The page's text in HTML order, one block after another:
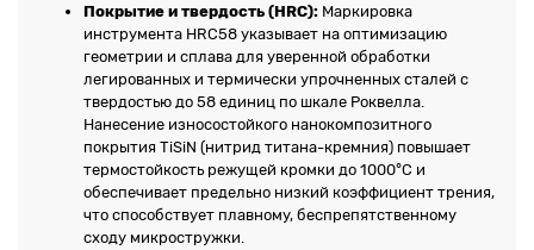
Покрытие и твердость (HRC): Маркировка
инструмента HRC58 указывает на оптимизацию
геометрии и сплава для уверенной обработки
легированных и термически упрочненных сталей с
твердостью до 58 единиц по шкале Роквелла.
Нанесение износостойкого нанокомпозитного
покрытия TiSiN (нитрид титана-кремния) повышает
термостойкость режущей кромки до 1000°C и
обеспечивает предельно низкий коэффициент трения,
что способствует плавному, беспрепятственному
сходу микростружки.